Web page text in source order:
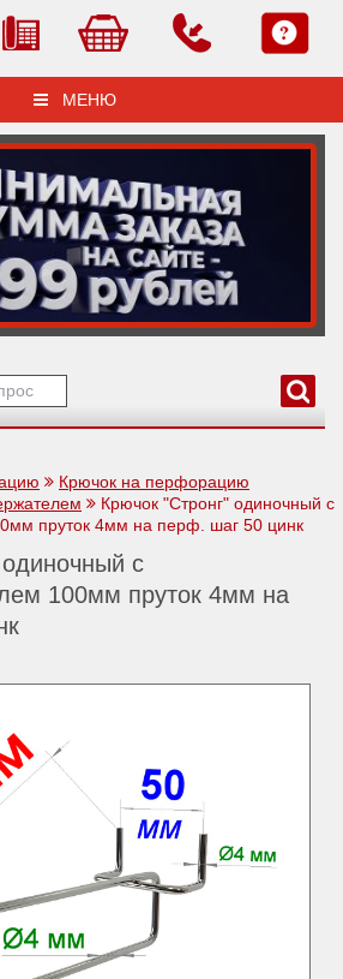
МЕНЮ
Крючок на перфорацию
Крючок "Стронг" одиночный с
пруток 4мм на перф. шаг 50 цинк
с
100мм пруток 4мм на